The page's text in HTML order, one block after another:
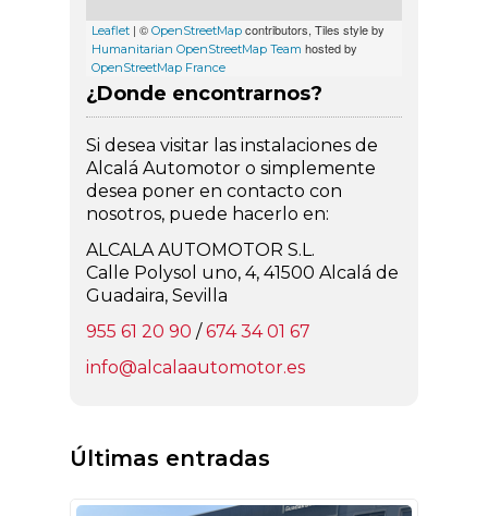
Leaflet | © OpenStreetMap contributors, Tiles style by
Humanitarian OpenStreetMap Team hosted by
OpenStreetMap France
¿Donde encontrarnos?
Si desea visitar las instalaciones de
Alcalá Automotor o simplemente
desea poner en contacto con
nosotros, puede hacerlo en:
ALCALA AUTOMOTOR S.L.
Calle Polysol uno, 4, 41500 Alcalá de
Guadaira, Sevilla
955 61 20 90 /674 34 01 67
info@alcalaautomotor.es
Últimas entradas